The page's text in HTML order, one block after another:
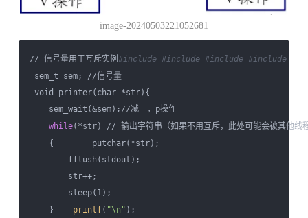
image-20240503221052681
// 信号量用于互斥实例 #include #include #include #include
sem_t sem; //信号量
void printer(char *str){
sem_wait(&sem);//减一，p操作
while(*str) // 输出字符串（如果不用互斥，此处可能会被其他线
{        putchar(*str);
fflush(stdout);
str++;
sleep(1);
} printf( "\n" );